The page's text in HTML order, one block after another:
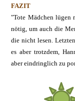
FAZIT
"Tote Mädchen lügen
nötig, um auch die
die nicht lesen.
es aber trotzdem,
aber eindringlich zu